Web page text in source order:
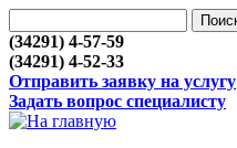
(34291) 4-57-59
(34291) 4-52-33
Отправить заявку на услугу
Задать вопрос специалисту